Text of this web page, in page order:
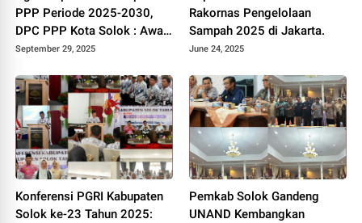
PPP Periode 2025-2030,
DPC PPP Kota Solok : Awal
Kebangkitan Partai Kabah
September 29, 2025
Rakornas Pengelolaan
Sampah 2025 di Jakarta.
June 24, 2025
Konferensi PGRI Kabupaten
Solok ke-23 Tahun 2025:
Pemkab Solok Gandeng
UNAND Kembangkan